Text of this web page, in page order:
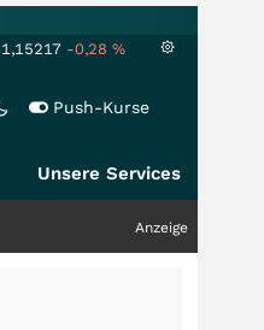
1,15217 -0,28 %
Push-Kurse
Unsere Services
+++
Anzeige